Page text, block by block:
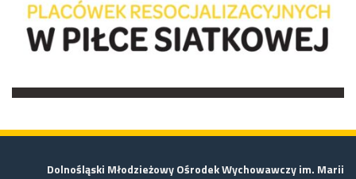
Dolnośląski Młodzieżowy Ośrodek Wychowawczy im. Marii